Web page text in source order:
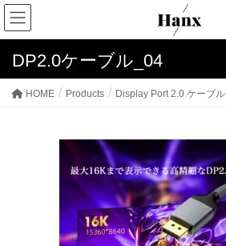
DP2.0ケーブル_04
HOME Products Display Port 2.0 ケーブル